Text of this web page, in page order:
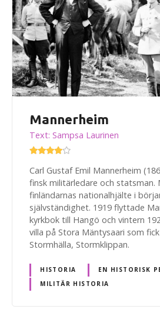
Mannerheim
Text: Sampsa Laurinen
Carl Gustaf Emil Mannerheim
finsk militärledare och statsman.
finländarnas nationalhjälte i
självständighet. 1919 flyttade
kyrkbok till Hangö och vintern
villa på Stora Mäntysaari som
Stormhälla, Stormklippan.
HISTORIA EN HISTORISK
MILITÄR HISTORIA